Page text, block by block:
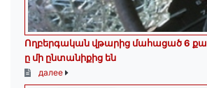
Ողբերգական վթարից մահացած 6
ը մի ընտանիքից են
далее